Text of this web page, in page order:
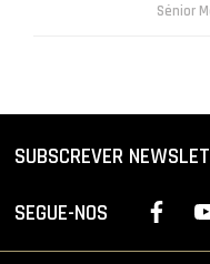
Sénior
SUBSCREVER
SEGUE-NOS